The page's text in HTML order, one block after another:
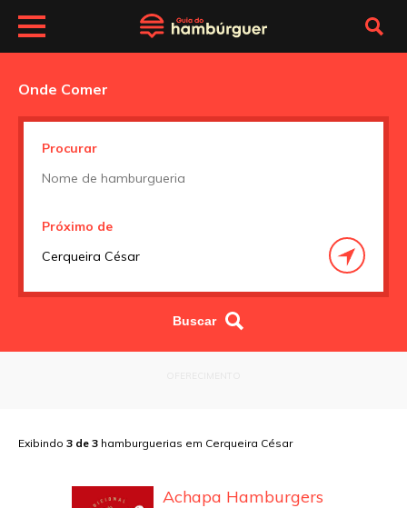
Onde Comer
Procurar
Próximo de
Exibindo 3 de 3 hamburguerias em Cerqueira César
Achapa Hamburgers